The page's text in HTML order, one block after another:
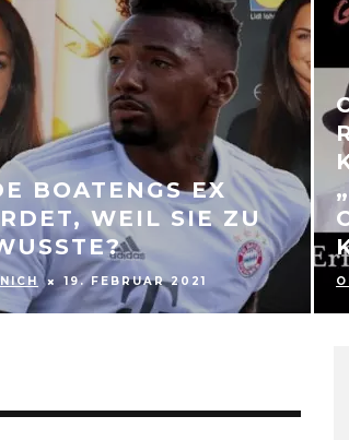
BOATENGS EX
WEIL SIE ZU
19. FEBRUAR 2021